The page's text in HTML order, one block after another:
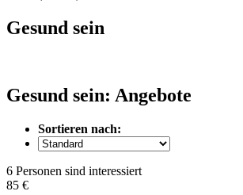
Gesund sein
Gesund sein: Angebote
Sortieren nach:
6 Personen sind interessiert
85 €